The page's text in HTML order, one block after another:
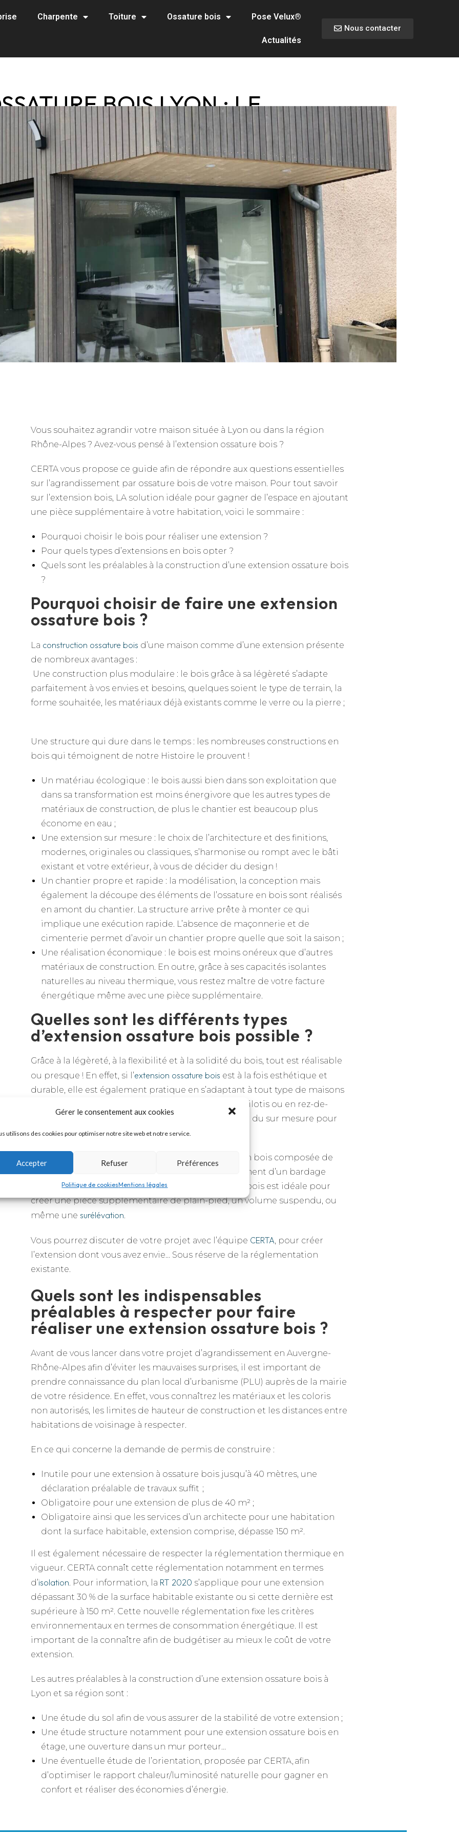
Gérer le consentement aux cookies
utilisons des cookies pour optimiser notre site web et notre service.
Accepter Refuser Préférences
Politique de cookiesMentions légales
Charpente Toiture Ossature bois Pose Velux®
Actualités
Nous contacter
BOIS LYON : LE
TOUT SAVOIR
Vous souhaitez agrandir votre maison située à Lyon ou dans la région
Rhône-Alpes ? Avez-vous pensé à l’extension ossature bois ?
CERTA vous propose ce guide afin de répondre aux questions essentielles
sur l’agrandissement par ossature bois de votre maison. Pour tout savoir
sur l’extension bois, LA solution idéale pour gagner de l’espace en ajoutant
une pièce supplémentaire à votre habitation, voici le sommaire :
Pourquoi choisir le bois pour réaliser une extension ?
Pour quels types d’extensions en bois opter ?
Quels sont les préalables à la construction d’une extension ossature bois
?
Pourquoi choisir de faire une extension
ossature bois ?
La construction ossature bois d’une maison comme d’une extension présente
de nombreux avantages :
Une construction plus modulaire : le bois grâce à sa légèreté s’adapte
parfaitement à vos envies et besoins, quelques soient le type de terrain, la
forme souhaitée, les matériaux déjà existants comme le verre ou la pierre ;
Une structure qui dure dans le temps : les nombreuses constructions en
bois qui témoignent de notre Histoire le prouvent !
Un matériau écologique : le bois aussi bien dans son exploitation que
dans sa transformation est moins énergivore que les autres types de
matériaux de construction, de plus le chantier est beaucoup plus
économe en eau ;
Une extension sur mesure : le choix de l’architecture et des finitions,
modernes, originales ou classiques, s’harmonise ou rompt avec le bâti
existant et votre extérieur, à vous de décider du design !
Un chantier propre et rapide : la modélisation, la conception mais
également la découpe des éléments de l’ossature en bois sont réalisés
en amont du chantier. La structure arrive prête à monter ce qui
implique une exécution rapide. L’absence de maçonnerie et de
cimenterie permet d’avoir un chantier propre quelle que soit la saison ;
Une réalisation économique : le bois est moins onéreux que d’autres
matériaux de construction. En outre, grâce à ses capacités isolantes
naturelles au niveau thermique, vous restez maître de votre facture
énergétique même avec une pièce supplémentaire.
Quelles sont les différents types
d’extension ossature bois possible ?
Grâce à la légèreté, à la flexibilité et à la solidité du bois, tout est réalisable
ou presque ! En effet, si l’extension ossature bois est à la fois esthétique et
durable, elle est également pratique en s’adaptant à tout type de maisons
et de façades. Elle peut être accolée, en étage, sur pilotis ou en rez-de-
chaussée. La modularité de l’extension bois permet du sur mesure pour
une personnalisation maximum.
Avec une architecture comprenant une structure en bois composée de
traverses, de montants, de panneaux et éventuellement d’un bardage
extérieur, la technique de la construction ossature bois est idéale pour
créer une pièce supplémentaire de plain-pied, un volume suspendu, ou
même une surélévation.
Vous pourrez discuter de votre projet avec l’équipe CERTA, pour créer
l’extension dont vous avez envie… Sous réserve de la réglementation
existante.
Quels sont les indispensables
préalables à respecter pour faire
réaliser une extension ossature bois ?
Avant de vous lancer dans votre projet d’agrandissement en Auvergne-
Rhône-Alpes afin d’éviter les mauvaises surprises, il est important de
prendre connaissance du plan local d’urbanisme (PLU) auprès de la mairie
de votre résidence. En effet, vous connaîtrez les matériaux et les coloris
non autorisés, les limites de hauteur de construction et les distances entre
habitations de voisinage à respecter.
En ce qui concerne la demande de permis de construire :
Inutile pour une extension à ossature bois jusqu’à 40 mètres, une
déclaration préalable de travaux suffit ;
Obligatoire pour une extension de plus de 40 m² ;
Obligatoire ainsi que les services d’un architecte pour une habitation
dont la surface habitable, extension comprise, dépasse 150 m².
Il est également nécessaire de respecter la réglementation thermique en
vigueur. CERTA connaît cette réglementation notamment en termes
d’isolation. Pour information, la RT 2020 s’applique pour une extension
dépassant 30 % de la surface habitable existante ou si cette dernière est
supérieure à 150 m². Cette nouvelle réglementation fixe les critères
environnementaux en termes de consommation énergétique. Il est
important de la connaître afin de budgétiser au mieux le coût de votre
extension.
Les autres préalables à la construction d’une extension ossature bois à
Lyon et sa région sont :
Une étude du sol afin de vous assurer de la stabilité de votre extension ;
Une étude structure notamment pour une extension ossature bois en
étage, une ouverture dans un mur porteur…
Une éventuelle étude de l’orientation, proposée par CERTA, afin
d’optimiser le rapport chaleur/luminosité naturelle pour gagner en
confort et réaliser des économies d’énergie.